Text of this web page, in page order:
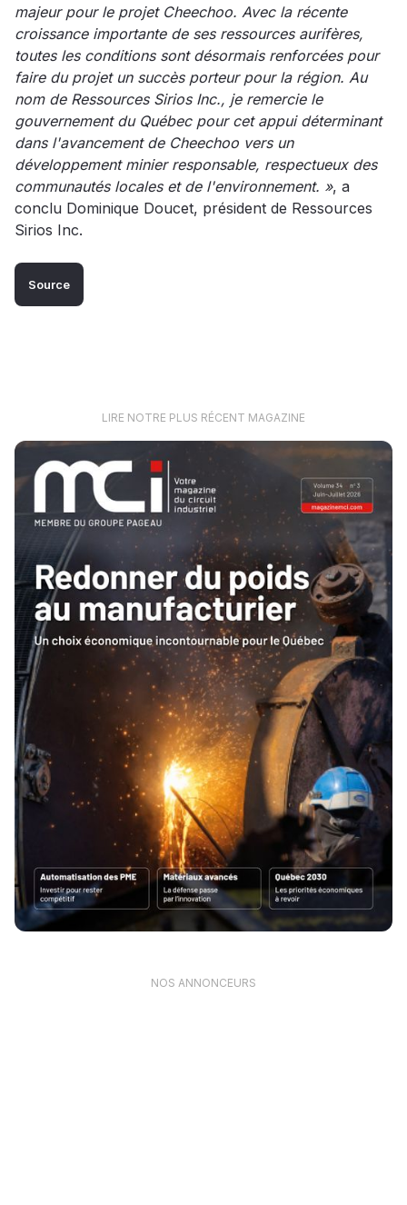
majeur pour le projet Cheechoo. Avec la récente
croissance importante de ses ressources aurifères,
toutes les conditions sont désormais renforcées pour
faire du projet un succès porteur pour la région. Au
nom de Ressources Sirios Inc., je remercie le
gouvernement du Québec pour cet appui déterminant
dans l'avancement de Cheechoo vers un
développement minier responsable, respectueux des
communautés locales et de l'environnement. », a
conclu Dominique Doucet, président de Ressources
Sirios Inc.
Source
LIRE NOTRE PLUS RÉCENT MAGAZINE
NOS ANNONCEURS